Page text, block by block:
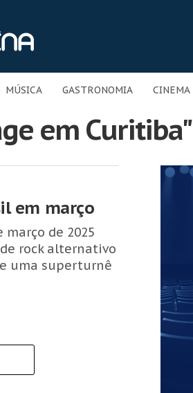
MÚSICA GASTRONOMIA CINEMA
em Curitiba"
em março
março de 2025
rock alternativo
uma superturnê